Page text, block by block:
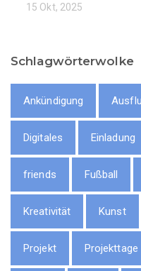
15 Okt, 2025
Schlagwörterwolke
Ankündigung
Digitales Einladung
friends Fußball
Kreativität Kunst
Projekt Projekttage